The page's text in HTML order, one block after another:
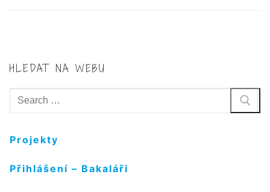
HLEDAT NA WEBU
Hledat:
Projekty
Přihlášení – Bakaláři